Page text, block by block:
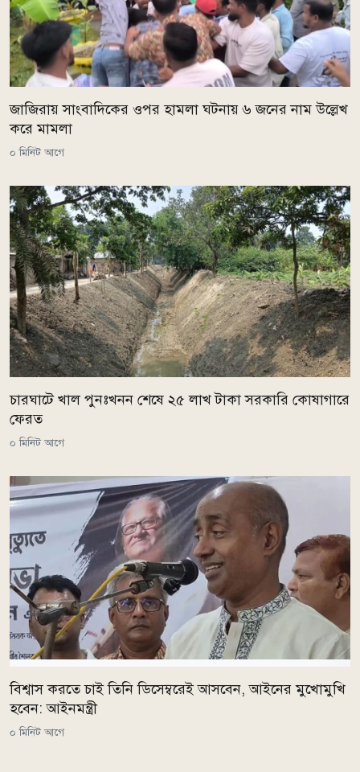
জাজিরায় সাংবাদিকের ওপর হামলা ঘটনায় ৬ জনের নাম উল্লেখ
করে মামলা
০ মিনিট আগে
চারঘাটে খাল পুনঃখনন শেষে ২৫ লাখ টাকা সরকারি কোষাগারে
ফেরত
০ মিনিট আগে
বিশ্বাস করতে চাই তিনি ডিসেম্বরেই আসবেন, আইনের মুখোমুখি
হবেন: আইনমন্ত্রী
০ মিনিট আগে